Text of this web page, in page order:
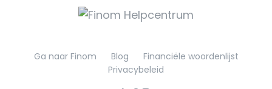
Ga naar Finom Blog
Financiële woordenlijst
Privacybeleid